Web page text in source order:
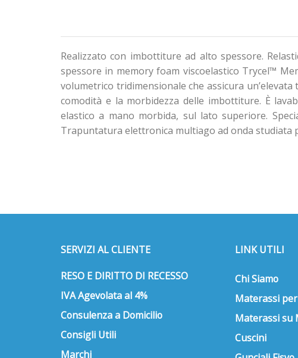
Realizzato con imbottiture ad alto spessore.
spessore in memory foam viscoelastico Trycel™
volumetrico tridimensionale che assicura
comodità e la morbidezza delle imbottiture. È
elastico a mano morbida, sul lato superiore.
Trapuntatura elettronica multiago ad onda studiata
SERVIZI AL CLIENTE
RESO E DIRITTO DI RECESSO
IVA Agevolata al 4%
Consulenza a Domicilio
Consigli Utili
Marchi
LINK UTILI
Chi Siamo
Materassi
Materassi su
Cuscini